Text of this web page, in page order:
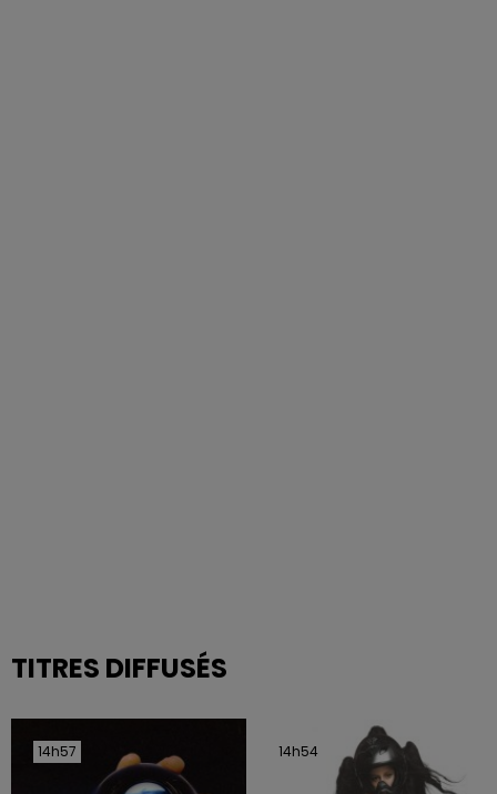
TITRES DIFFUSÉS
14h57
14h57 14h54
14h54